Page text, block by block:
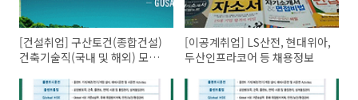
[건설취업] 구산토건(종합건설)
건축기술직(국내 및 해외) 모집
[이공계취업] LS산전, 현대위아,
두산인프라코어 등 채용정보